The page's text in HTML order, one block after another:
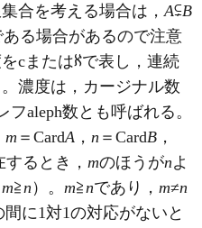
合を考える場合は，A⊊B
ある場合があるので注意
cまたはℵで表し，連続
濃度は，カージナル数
フaleph数とも呼ばれる。
m ＝CardA ， n ＝CardB ，
するとき， mのほうがnよ
m≧n ）。 m≧nであり， m≠n
間に1対1の対応がないと